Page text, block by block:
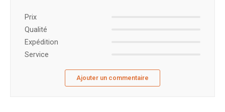
Prix ​​
Qualité
Expédition
Service
Ajouter un commentaire